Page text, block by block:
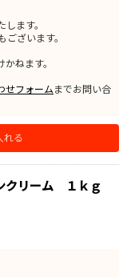
ます。
ざいます。
ねます。
せフォームまでお問い合
クリーム １ｋｇ